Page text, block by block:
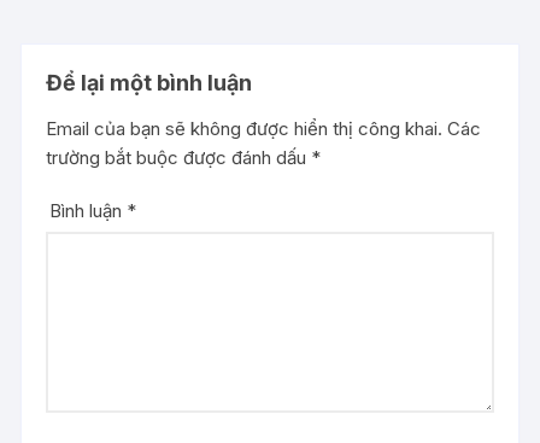
Để lại một bình luận
Email của bạn sẽ không được hiển thị công khai. Các
trường bắt buộc được đánh dấu *
Bình luận *